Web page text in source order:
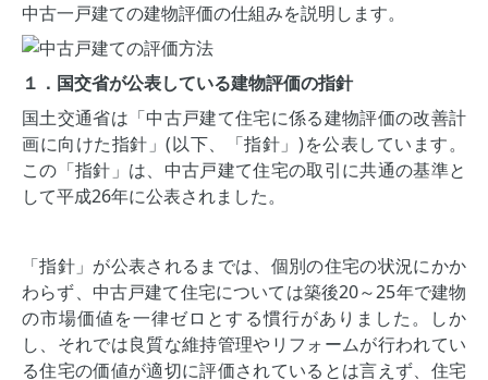
中古一戸建ての建物評価の仕組みを説明します。
１．国交省が公表している建物評価の指針
国土交通省は「中古戸建て住宅に係る建物評価の改善計
画に向けた指針」(以下、「指針」)を公表しています。
この「指針」は、中古戸建て住宅の取引に共通の基準と
して平成26年に公表されました。
「指針」が公表されるまでは、個別の住宅の状況にかか
わらず、中古戸建て住宅については築後20～25年で建物
の市場価値を一律ゼロとする慣行がありました。しか
し、それでは良質な維持管理やリフォームが行われてい
る住宅の価値が適切に評価されているとは言えず、住宅